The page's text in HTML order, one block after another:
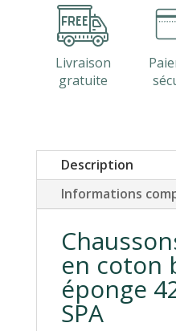
éponge
imperméable
mixte
SPALivraison
gratuite
Description
Informations
en coton
éponge
SPA